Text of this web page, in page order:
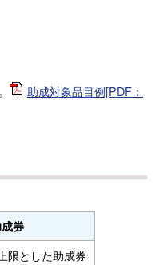
助成対象品目例[PDF：
券
限とした助成券